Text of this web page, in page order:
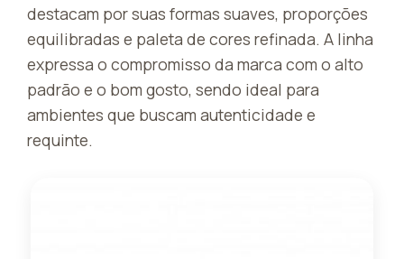
destacam por suas formas suaves, proporções
equilibradas e paleta de cores refinada. A linha
expressa o compromisso da marca com o alto
padrão e o bom gosto, sendo ideal para
ambientes que buscam autenticidade e
requinte.